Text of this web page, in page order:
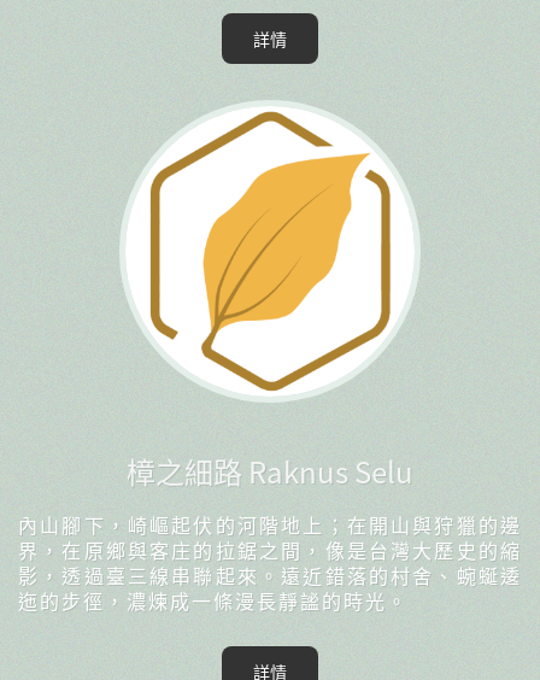
詳情
樟之細路 Raknus Selu
內山腳下，崎嶇起伏的河階地上；在開山與狩獵的邊
界，在原鄉與客庄的拉鋸之間，像是台灣大歷史的縮
影，透過臺三線串聯起來。遠近錯落的村舍、蜿蜒逶
迤的步徑，濃煉成一條漫長靜謐的時光。
詳情